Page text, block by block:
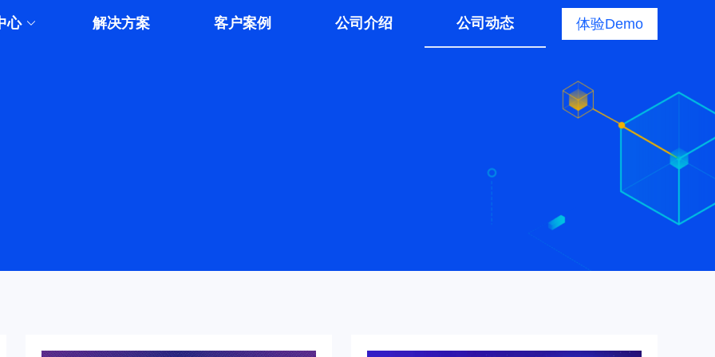
心 解决方案 客户案例 公司介绍 公司动态 体验Demo